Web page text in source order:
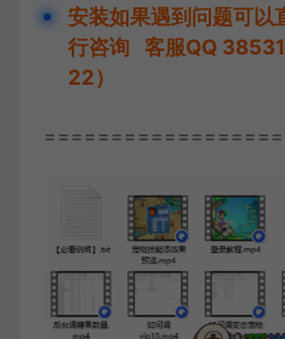
安装如果遇到问题可以
行咨询 客服QQ
22）